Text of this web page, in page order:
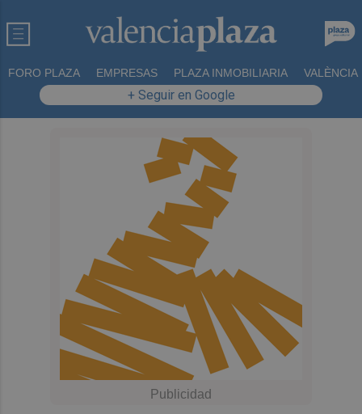
FORO PLAZA EMPRESAS PLAZA INMOBILIARIA VALÈNCIA
+ Seguir en Google